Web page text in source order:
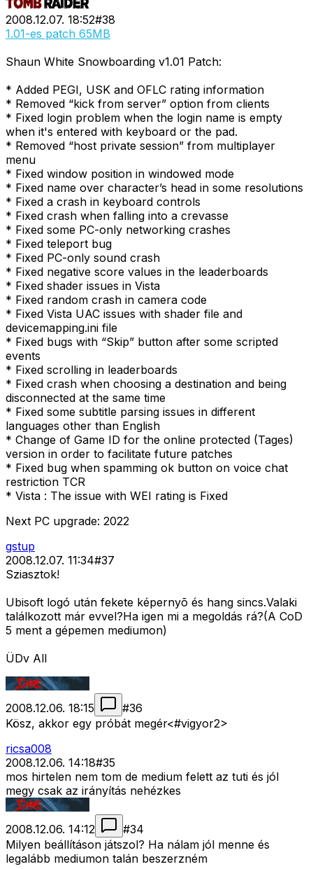
2008.12.07. 18:52#38
1.01-es patch 65MB
Shaun White Snowboarding v1.01 Patch:
* Added PEGI, USK and OFLC rating information
* Removed “kick from server” option from clients
* Fixed login problem when the login name is empty
when it's entered with keyboard or the pad.
* Removed “host private session” from multiplayer
menu
* Fixed window position in windowed mode
* Fixed name over character’s head in some resolutions
* Fixed a crash in keyboard controls
* Fixed crash when falling into a crevasse
* Fixed some PC-only networking crashes
* Fixed teleport bug
* Fixed PC-only sound crash
* Fixed negative score values in the leaderboards
* Fixed shader issues in Vista
* Fixed random crash in camera code
* Fixed Vista UAC issues with shader file and
devicemapping.ini file
* Fixed bugs with “Skip” button after some scripted
events
* Fixed scrolling in leaderboards
* Fixed crash when choosing a destination and being
disconnected at the same time
* Fixed some subtitle parsing issues in different
languages other than English
* Change of Game ID for the online protected (Tages)
version in order to facilitate future patches
* Fixed bug when spamming ok button on voice chat
restriction TCR
* Vista : The issue with WEI rating is Fixed
Next PC upgrade: 2022
gstup
2008.12.07. 11:34#37
Sziasztok!
Ubisoft logó után fekete képernyõ és hang sincs.Valaki
találkozott már evvel?Ha igen mi a megoldás rá?(A CoD
5 ment a gépemen mediumon)
ÜDv All
2008.12.06. 18:15 #36
Kösz, akkor egy próbát megér<#vigyor2>
ricsa008
2008.12.06. 14:18#35
mos hirtelen nem tom de medium felett az tuti és jól
megy csak az irányítás nehézkes
2008.12.06. 14:12 #34
Milyen beállításon játszol? Ha nálam jól menne és
legalább mediumon talán beszerzném